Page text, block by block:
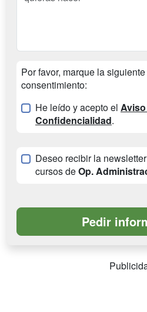
Por favor, marque la
consentimiento:
He leído y acepto el
Confidencialidad.
Deseo recibir la
cursos deOp.